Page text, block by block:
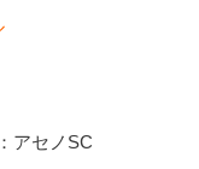
セノSC